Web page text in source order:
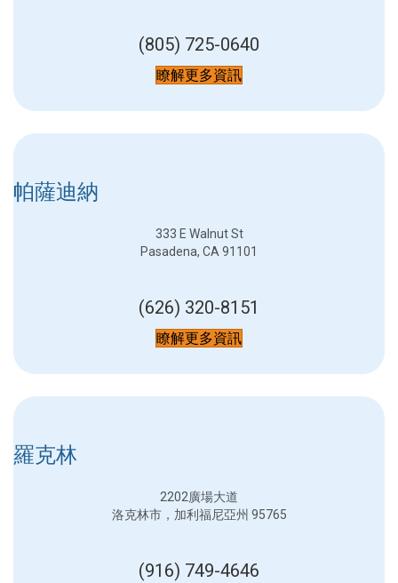
(805) 725-0640
瞭解更多資訊
帕薩迪納
333 E Walnut St
Pasadena, CA 91101
(626) 320-8151
瞭解更多資訊
羅克林
2202廣場大道
洛克林市，加利福尼亞州 95765
(916) 749-4646